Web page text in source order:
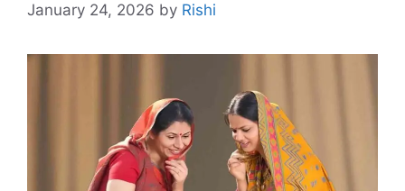
January 24, 2026 by Rishi